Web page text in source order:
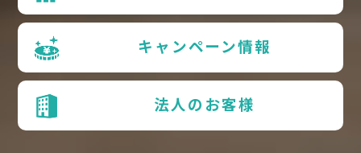
キャンペーン情報
法人のお客様